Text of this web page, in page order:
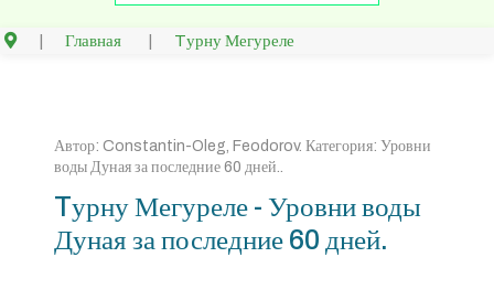
Главная Tурну Мегуреле
Автор: Constantin-Oleg, Feodorov. Категория: Уровни
воды Дуная за последние 60 дней..
Tурну Мегуреле - Уровни воды
Дуная за последние 60 дней.